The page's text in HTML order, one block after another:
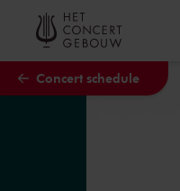
Skip to main content
Concert schedule